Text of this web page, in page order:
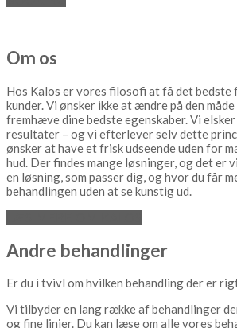
Om os
Hos Kalos er vores filosofi at få det bedste
kunder. Vi ønsker ikke at ændre på den
fremhæve dine bedste egenskaber. Vi
resultater – og vi efterlever selv dette
ønsker at have et frisk udseende uden for
hud. Der findes mange løsninger, og det er
en løsning, som passer dig, og hvor du får
behandlingen uden at se kunstig ud.
Andre behandlinger
Er du i tvivl om hvilken behandling der er
Vi tilbyder en lang række af behandlinger
og fine linjer. Du kan læse om alle vores